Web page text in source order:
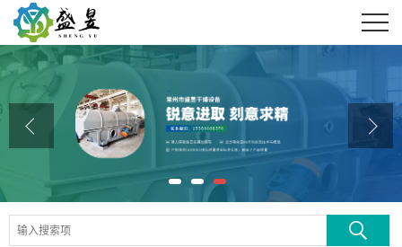
公司首页
公司介绍
公司动态
产品展厅
证书荣誉